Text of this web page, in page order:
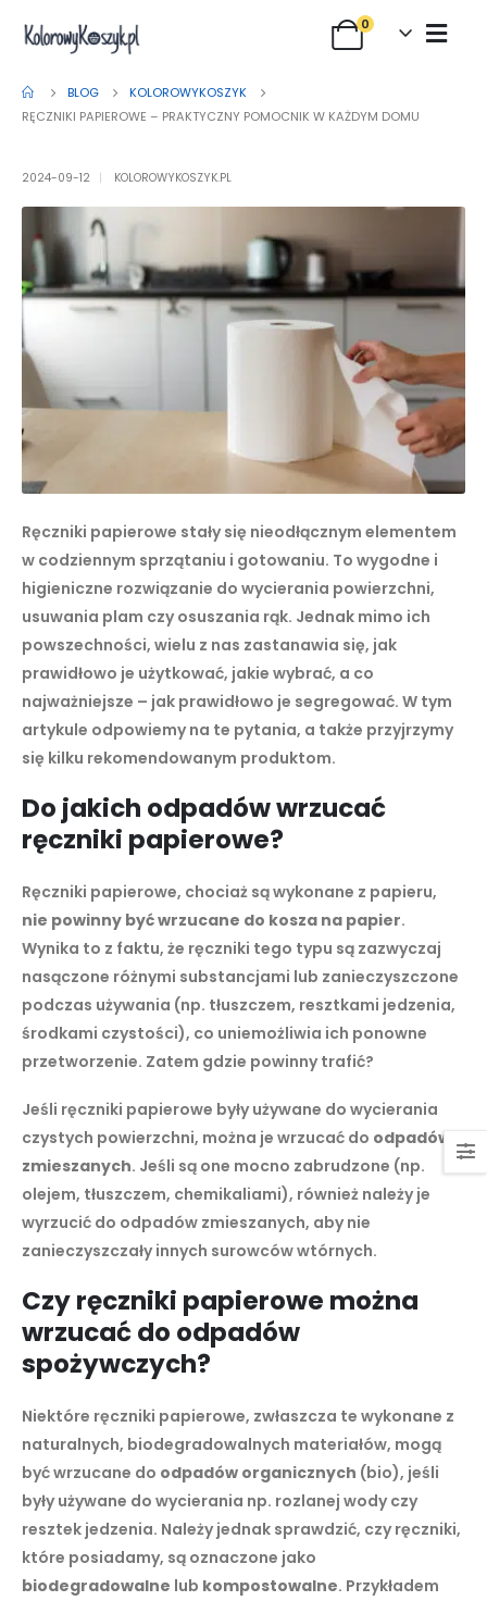
0
BLOG
KOLOROWYKOSZYK
RĘCZNIKI PAPIEROWE – PRAKTYCZNY POMOCNIK W KAŻDYM DOMU
2024-09-12 KOLOROWYKOSZYK.PL
Ręczniki papierowe stały się nieodłącznym elementem
w codziennym sprzątaniu i gotowaniu. To wygodne i
higieniczne rozwiązanie do wycierania powierzchni,
usuwania plam czy osuszania rąk. Jednak mimo ich
powszechności, wielu z nas zastanawia się, jak
prawidłowo je użytkować, jakie wybrać, a co
najważniejsze – jak prawidłowo je segregować. W tym
artykule odpowiemy na te pytania, a także przyjrzymy
się kilku rekomendowanym produktom.
Do jakich odpadów wrzucać
ręczniki papierowe?
Ręczniki papierowe, chociaż są wykonane z papieru,
nie powinny być wrzucane do kosza na papier.
Wynika to z faktu, że ręczniki tego typu są zazwyczaj
nasączone różnymi substancjami lub zanieczyszczone
podczas używania (np. tłuszczem, resztkami jedzenia,
środkami czystości), co uniemożliwia ich ponowne
przetworzenie. Zatem gdzie powinny trafić?
Jeśli ręczniki papierowe były używane do wycierania
czystych powierzchni, można je wrzucać do odpadów
zmieszanych. Jeśli są one mocno zabrudzone (np.
olejem, tłuszczem, chemikaliami), również należy je
wyrzucić do odpadów zmieszanych, aby nie
zanieczyszczały innych surowców wtórnych.
Czy ręczniki papierowe można
wrzucać do odpadów
spożywczych?
Niektóre ręczniki papierowe, zwłaszcza te wykonane z
naturalnych, biodegradowalnych materiałów, mogą
być wrzucane do odpadów organicznych (bio), jeśli
były używane do wycierania np. rozlanej wody czy
resztek jedzenia. Należy jednak sprawdzić, czy ręczniki,
które posiadamy, są oznaczone jako
biodegradowalne lub kompostowalne. Przykładem